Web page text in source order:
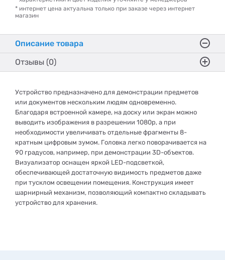
* интернет цена актуальна только при заказе через интернет
магазин
Описание товара
Отзывы (0)
Устройство предназначено для демонстрации предметов
или документов нескольким людям одновременно.
Благодаря встроенной камере, на доску или экран можно
выводить изображения в разрешении 1080p, а при
необходимости увеличивать отдельные фрагменты 8-
кратным цифровым зумом. Головка легко поворачивается на
90 градусов, например, при демонстрации 3D-объектов.
Визуализатор оснащен яркой LED-подсветкой,
обеспечивающей достаточную видимость предметов даже
при тусклом освещении помещения. Конструкция имеет
шарнирный механизм, позволяющий компактно складывать
устройство для хранения.